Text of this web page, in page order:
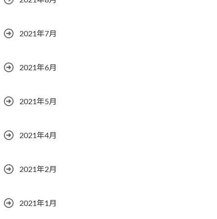
2021年7月
2021年6月
2021年5月
2021年4月
2021年2月
2021年1月